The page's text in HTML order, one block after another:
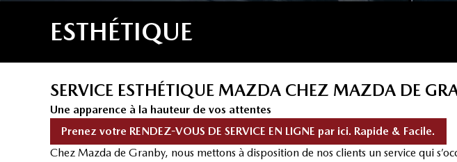
ESTHÉTIQUE
SERVICE ESTHÉTIQUE MAZDA CHEZ MAZDA DE
Une apparence à la hauteur de vos attentes
Prenez votre RENDEZ-VOUS DE SERVICE EN LIGNE par ici. Rapide & Facile.
Chez Mazda de Granby, nous mettons à disposition de nos clients un service qui